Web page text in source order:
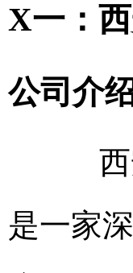
X一：
公司介
西安
是一家